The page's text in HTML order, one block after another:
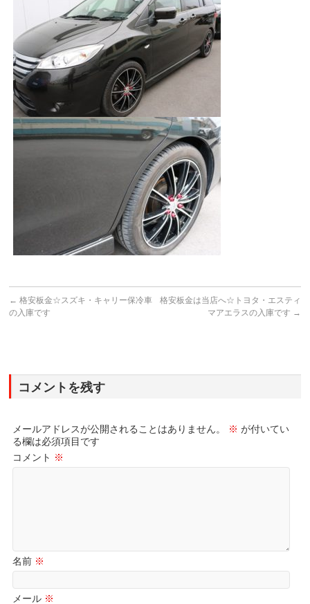
← 格安板金☆スズキ・キャリー保冷車
の入庫です
格安板金は当店へ☆トヨタ・エスティ
マアエラスの入庫です →
コメントを残す
メールアドレスが公開されることはありません。 ※ が付いてい
る欄は必須項目です
コメント ※
名前 ※
メール ※